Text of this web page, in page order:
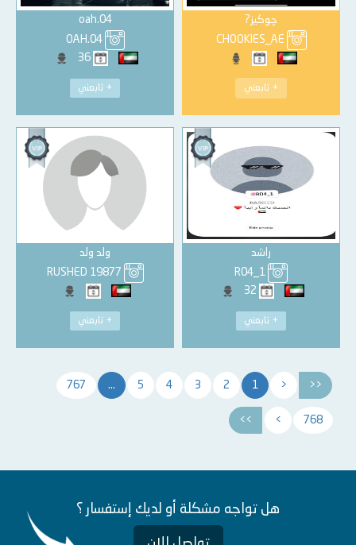
چوكيز?
+ تابعني
oah.04
OAH.04
+ تابعني
راشد
+ تابعني
ولد ولد
+ تابعني
<<
<
1
2
3
4
5
...
767
768
>
>>
هل تواجه مشكلة أو لديك إستفسار ؟